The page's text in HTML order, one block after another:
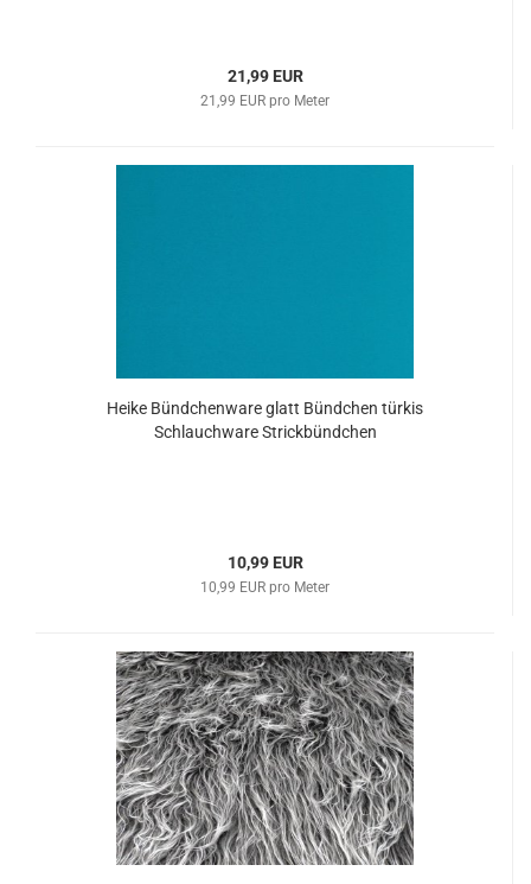
21,99 EUR
21,99 EUR pro Meter
Heike Bündchenware glatt Bündchen türkis
Schlauchware Strickbündchen
10,99 EUR
10,99 EUR pro Meter